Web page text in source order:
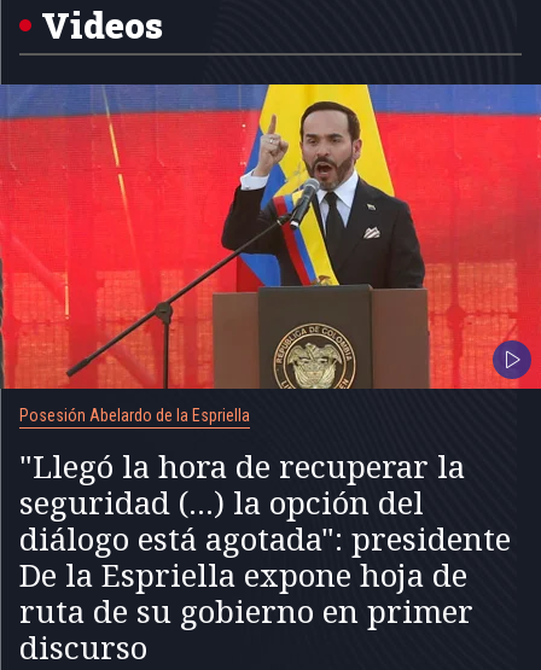
Videos
Posesión Abelardo de la Espriella
"Llegó la hora de recuperar la
seguridad (...) la opción del
diálogo está agotada": presidente
De la Espriella expone hoja de
ruta de su gobierno en primer
discurso